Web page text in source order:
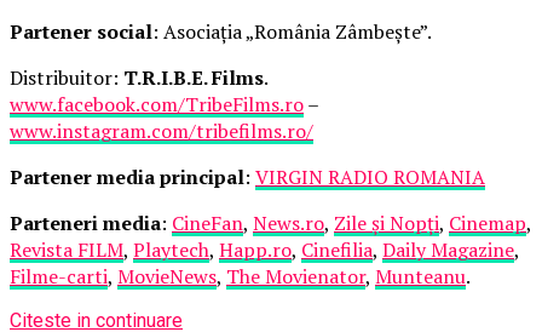
Partener social: Asociația „România Zâmbește”.
Distribuitor: T.R.I.B.E. Films.
www.facebook.com/TribeFilms.ro–
www.instagram.com/tribefilms.ro/
Partener media principal: VIRGIN RADIO ROMANIA
Parteneri media: CineFan, News.ro, Zile și Nopți, Cinemap,
Revista FILM, Playtech, Happ.ro, Cinefilia, Daily Magazine,
Filme-carti, MovieNews, The Movienator, Munteanu.
Citeste in continuare